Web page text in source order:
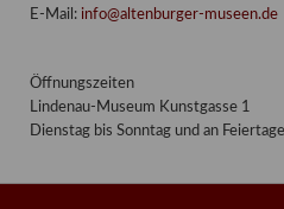
E-Mail: info@altenburger-museen.de
Öffnungszeiten
Lindenau-Museum Kunstgasse 1
Dienstag bis Sonntag und an